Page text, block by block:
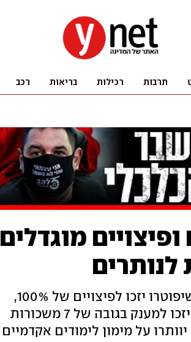
תרבות רכילות בריאות רכב
מוגדלים
לנותרים
לפי הסכם ההבראה שנחתם השבוע, עובדים שיפוטרו יזכו לפיצויים של 100%,
עובדים בעלי ותק של 25 ומעלה בני 50 עד 60 יזכו למענק בגובה של 7 משכורות
יוותרו על מימון לימודים אקדמיים